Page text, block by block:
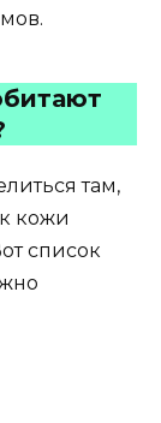
там,
кожи
список